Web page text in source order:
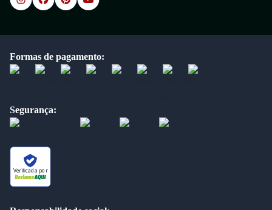
Formas de pagamento:
Segurança:
Verificada por